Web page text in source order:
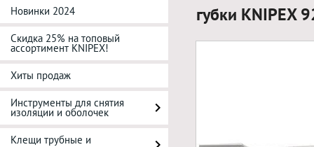
Новинки 2024
Скидка 25% на топовый
ассортимент KNIPEX!
Хиты продаж
Инструменты для снятия
изоляции и оболочек
Клещи трубные и
губки KNIPEX